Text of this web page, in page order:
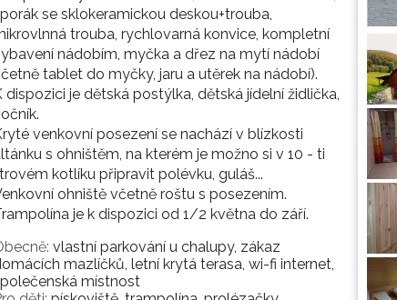
se sklokeramickou deskou+trouba,
trouba, rychlovarná konvice, kompletní
nádobím, myčka a dřez na mytí nádobí
tablet do myčky, jaru a utěrek na nádobí).
dispozici je dětská postýlka, dětská jídelní židlička,
venkovní posezení se nachází v blízkosti
s ohništěm, na kterém je možno si v 10 - ti
kotlíku připravit polévku, guláš...
ohniště včetně roštu s posezením.
je k dispozici od 1/2 května do září.
vlastní parkování u chalupy, zákaz
mazlíčků, letní krytá terasa, wi-fi internet,
místnost